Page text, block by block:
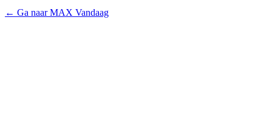
← Ga naar MAX Vandaag